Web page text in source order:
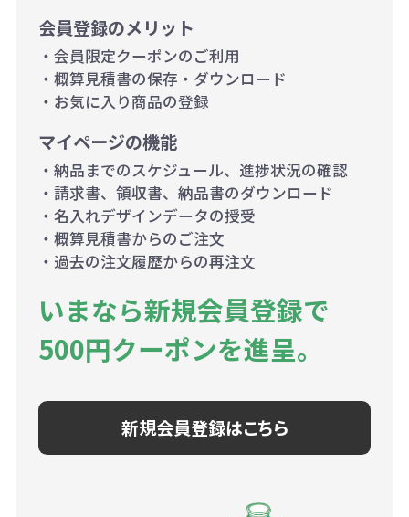
会員登録のメリット
・会員限定クーポンのご利用
・概算見積書の保存・ダウンロード
・お気に入り商品の登録
マイページの機能
・納品までのスケジュール、進捗状況の確認
・請求書、領収書、納品書のダウンロード
・名入れデザインデータの授受
・概算見積書からのご注文
・過去の注文履歴からの再注文
いまなら新規会員登録で
500円クーポンを進呈。
新規会員登録はこちら